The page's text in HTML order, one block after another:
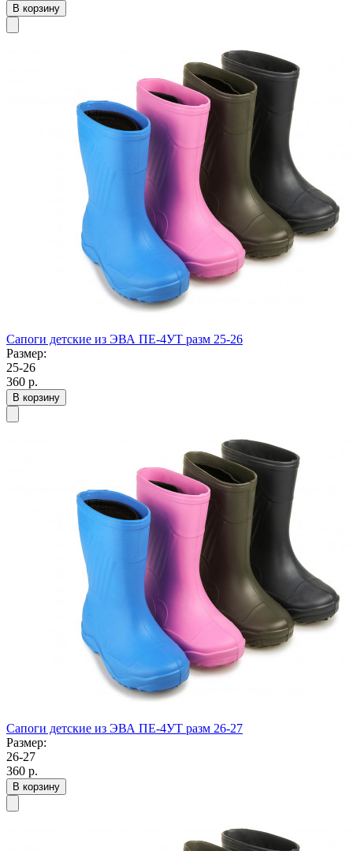
В корзину
Сапоги детские из ЭВА ПЕ-4УТ разм 25-26
Размер:
25-26
360 р.
В корзину
Сапоги детские из ЭВА ПЕ-4УТ разм 26-27
Размер:
26-27
360 р.
В корзину